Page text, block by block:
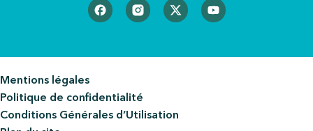
Mentions légales
Politique de confidentialité
Conditions Générales d’Utilisation